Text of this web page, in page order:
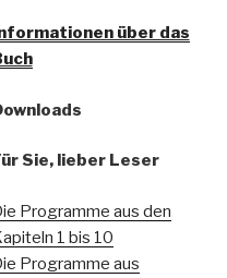
über das
Sie, lieber Leser
Programme aus den
1 bis 10
Programme aus